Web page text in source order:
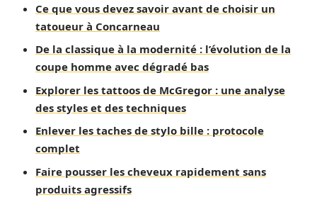
Ce que vous devez savoir avant de choisir un
tatoueur à Concarneau
De la classique à la modernité : l’évolution de la
coupe homme avec dégradé bas
Explorer les tattoos de McGregor : une analyse
des styles et des techniques
Enlever les taches de stylo bille : protocole
complet
Faire pousser les cheveux rapidement sans
produits agressifs